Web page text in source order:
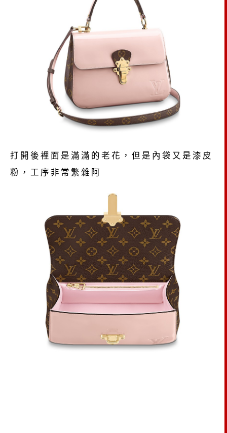
打開後裡面是滿滿的老花，但是內袋又是漆皮
粉，工序非常繁雜阿